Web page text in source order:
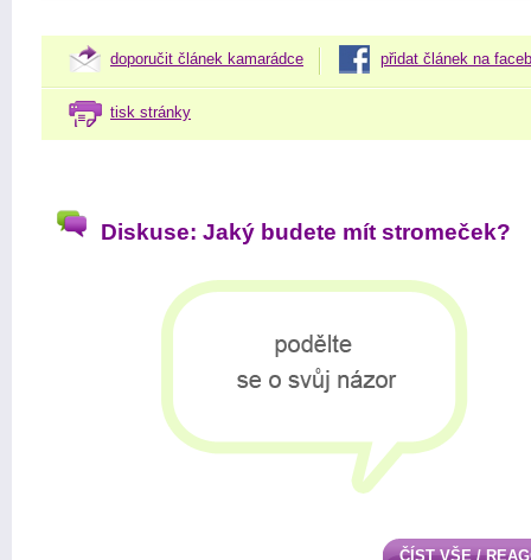
doporučit článek kamarádce přidat článek na
tisk stránky
Diskuse: Jaký budete mít stromeček?
ČÍST VŠE /